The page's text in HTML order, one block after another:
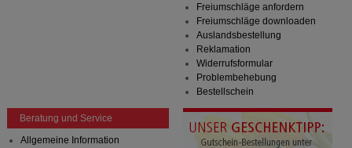
Freiumschläge anfordern
Freiumschläge downloaden
Auslandsbestellung
Reklamation
Widerrufsformular
Problembehebung
Bestellschein
Beratung und Service
Allgemeine Information